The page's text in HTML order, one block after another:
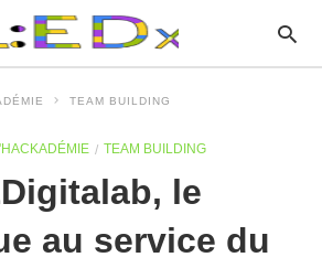
TEAM BUILDING
TEAM BUILDING
le
au service du